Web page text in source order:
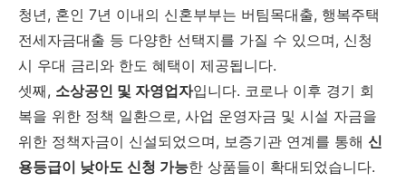
청년, 혼인 7년 이내의 신혼부부는 버팀목대출, 행복주택
전세자금대출 등 다양한 선택지를 가질 수 있으며, 신청
시 우대 금리와 한도 혜택이 제공됩니다.
셋째, 소상공인 및 자영업자입니다. 코로나 이후 경기 회
복을 위한 정책 일환으로, 사업 운영자금 및 시설 자금을
위한 정책자금이 신설되었으며, 보증기관 연계를 통해 신
용등급이 낮아도 신청 가능한 상품들이 확대되었습니다.